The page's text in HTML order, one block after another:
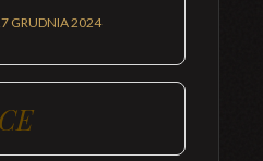
GRUDNIA 2024